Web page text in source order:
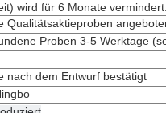
wird für 6 Monate
Qualitätsaktieproben
Proben 3-5 Werktage
nach dem Entwurf bestätigt